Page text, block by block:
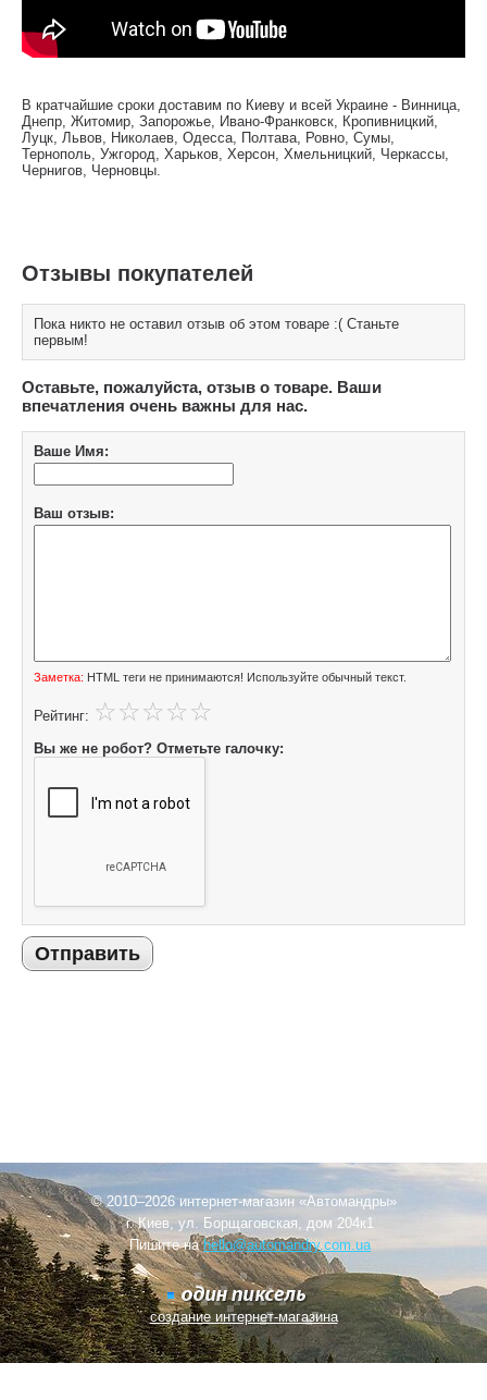
В кратчайшие сроки доставим по Киеву и всей Украине - Винница,
Днепр, Житомир, Запорожье, Ивано-Франковск, Кропивницкий,
Луцк, Львов, Николаев, Одесса, Полтава, Ровно, Сумы,
Тернополь, Ужгород, Харьков, Херсон, Хмельницкий, Черкассы,
Чернигов, Черновцы.
Отзывы покупателей
Пока никто не оставил отзыв об этом товаре :( Станьте
первым!
Оставьте, пожалуйста, отзыв о товаре. Ваши
впечатления очень важны для нас.
Ваше Имя:
Ваш отзыв:
Заметка: HTML теги не принимаются! Используйте обычный текст.
Рейтинг:
Вы же не робот? Отметьте галочку:
Отправить
© 2010–2026 интернет-магазин «Автомандры»
г. Киев, ул. Борщаговская, дом 204к1
Пишите наhello@automandry.com.ua
создание интернет-магазина